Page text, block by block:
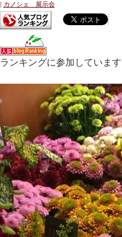
カノシェ 展示会
ランキングに参加していま